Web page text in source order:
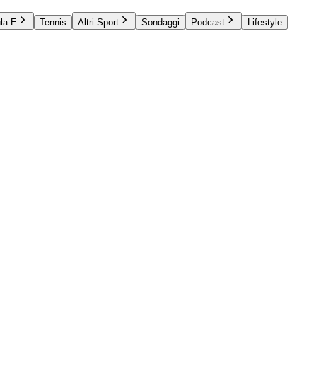
E Tennis Altri Sport Sondaggi Podcast
Lifestyle